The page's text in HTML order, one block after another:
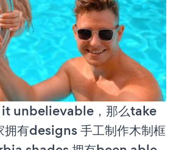
unbelievable，那么take
有designs 手工制作木制框